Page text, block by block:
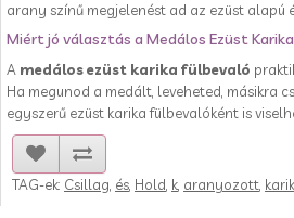
arany színű megjelenést ad az ezüst alapú
Miért jó választás a Medálos Ezüst
A medálos ezüst karika fülbevaló
Ha megunod a medált, leveheted, másikra
egyszerű ezüst karika fülbevalóként is
TAG-ek: Csillag és Hold k aranyozott